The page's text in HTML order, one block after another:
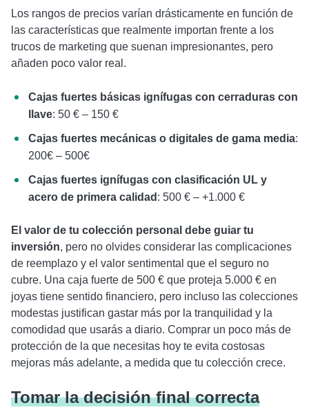
Los rangos de precios varían drásticamente en función de
las características que realmente importan frente a los
trucos de marketing que suenan impresionantes, pero
añaden poco valor real.
Cajas fuertes básicas ignífugas con cerraduras con
llave: 50 € – 150 €
Cajas fuertes mecánicas o digitales de gama media:
200€ – 500€
Cajas fuertes ignífugas con clasificación UL y
acero de primera calidad : 500 € – +1.000 €
El valor de tu colección personal debe guiar tu
inversión, pero no olvides considerar las complicaciones
de reemplazo y el valor sentimental que el seguro no
cubre. Una caja fuerte de 500 € que proteja 5.000 € en
joyas tiene sentido financiero, pero incluso las colecciones
modestas justifican gastar más por la tranquilidad y la
comodidad que usarás a diario. Comprar un poco más de
protección de la que necesitas hoy te evita costosas
mejoras más adelante, a medida que tu colección crece.
Tomar la decisión final correcta